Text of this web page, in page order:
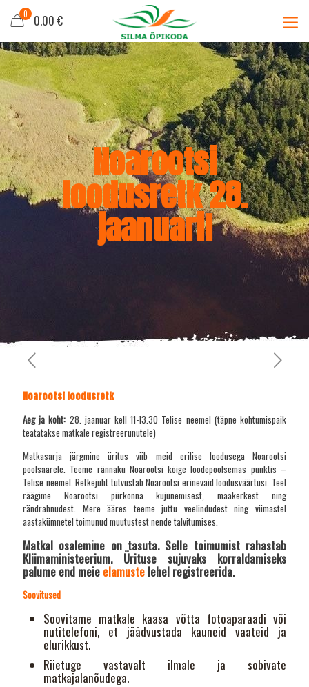
0 0.00 €
Noarootsi
loodusretk 28.
jaanuaril
Noarootsi loodusretk
Aeg ja koht: 28. jaanuar kell 11-13.30 Telise neemel (täpne kohtumispaik
teatatakse matkale registreerunutele)
Matkasarja järgmine üritus viib meid erilise loodusega Noarootsi
poolsaarele. Teeme rännaku Noarootsi kõige loodepoolsemas punktis –
Telise neemel. Retkejuht tutvustab Noarootsi erinevaid loodusväärtusi. Teel
räägime Noarootsi piirkonna kujunemisest, maakerkest ning
rändrahnudest. Mere ääres teeme juttu veelindudest ning viimastel
aastakümnetel toimunud muutustest nende talvitumises.
Matkal osalemine on tasuta. Selle toimumist rahastab
Kliimaministeerium. Ürituse sujuvaks korraldamiseks
palume end meie elamuste lehel registreerida.
Soovitused
Soovitame matkale kaasa võtta fotoaparaadi või
nutitelefoni, et jäädvustada kauneid vaateid ja
elurikkust.
Riietuge vastavalt ilmale ja sobivate
matkajalanõudega.